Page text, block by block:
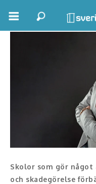
Inspirerande
Personlig
Keynote
Erik
Skolor som gör
och skadegörelse